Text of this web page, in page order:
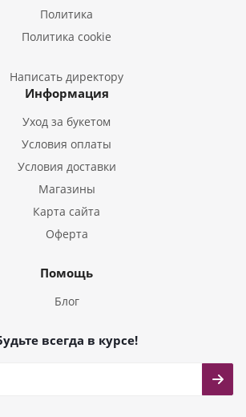
Букеты из Эустом
Букеты из Гладиолусов
Букеты из Тюльпанов
Политика
Политика cookie
Написать директору
Информация
Уход за букетом
Условия оплаты
Условия доставки
Магазины
Карта сайта
Оферта
Помощь
Блог
всегда в курсе!